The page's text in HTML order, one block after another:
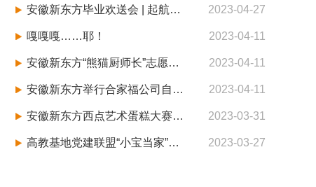
安徽新东方毕业欢送会 | 起航新征程，放飞梦想 2023-04-27
嘎嘎嘎……耶！ 2023-04-11
安徽新东方“熊猫厨师长”志愿服务队再次上线啦~ 2023-04-11
安徽新东方举行合家福公司自制熟食人员技能培训开班典礼 2023-04-11
安徽新东方西点艺术蛋糕大赛甜蜜落幕！ 2023-03-31
高教基地党建联盟“小宝当家”活动来啦，让我们一睹为快 2023-03-27